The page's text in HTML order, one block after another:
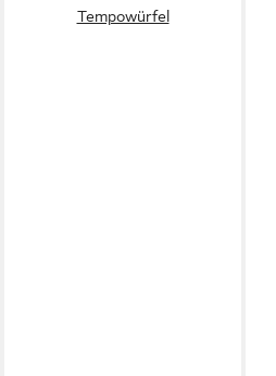
Tempowürfel